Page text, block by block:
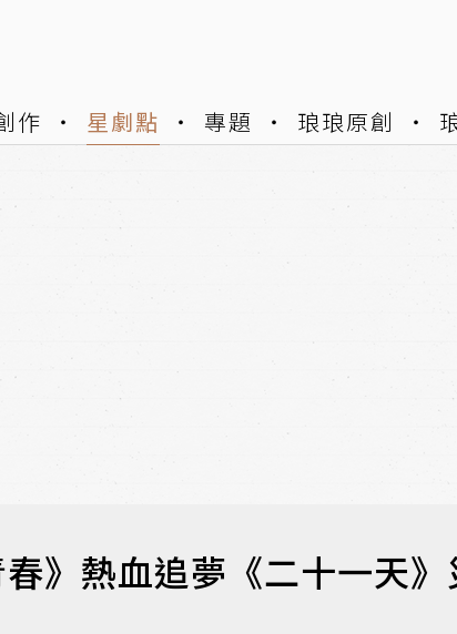
作 星劇點 專題 琅琅原創
》熱血追夢《二十一天